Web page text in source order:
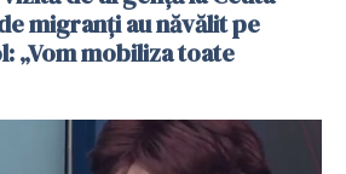
migranți au năvălit pe
„Vom mobiliza toate